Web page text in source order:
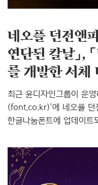
구성 폰코의 구독형..
네오플 던전앤
연단된 칼날」,
를 개발한 서체
최근 윤디자인그룹이 운
(font.co.kr)’에 네오플 던
한글나눔폰트에 업데이트
서비스를 통해 개발한 것
새로운 커뮤니케이션 도
완성되기까지는 무수히